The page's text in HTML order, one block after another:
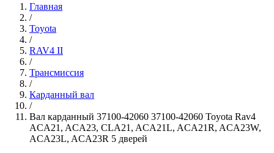
Главная
/
Toyota
/
RAV4 II
/
Трансмиссия
/
Карданный вал
/
Вал карданный 37100-42060 37100-42060 Toyota Rav4
ACA21, ACA23, CLA21, ACA21L, ACA21R, ACA23W,
ACA23L, ACA23R 5 дверей